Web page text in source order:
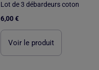
Lot de 3 débardeurs coton
6,00 €
Voir le produit